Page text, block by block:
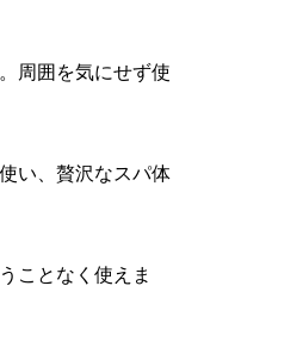
周囲を気にせず使
い、贅沢なスパ体
ことなく使えま